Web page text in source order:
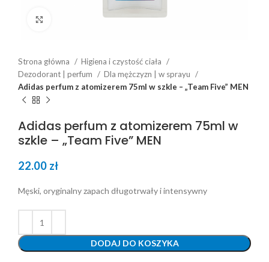
Click to enlarge
Strona główna
Higiena i czystość ciała
Dezodorant | perfum
Dla mężczyzn | w sprayu
Adidas perfum z atomizerem 75ml w szkle – „Team Five” MEN
Adidas perfum z atomizerem 75ml w
szkle – „Team Five” MEN
22.00 zł
Męski, oryginalny zapach długotrwały i intensywny
DODAJ DO KOSZYKA